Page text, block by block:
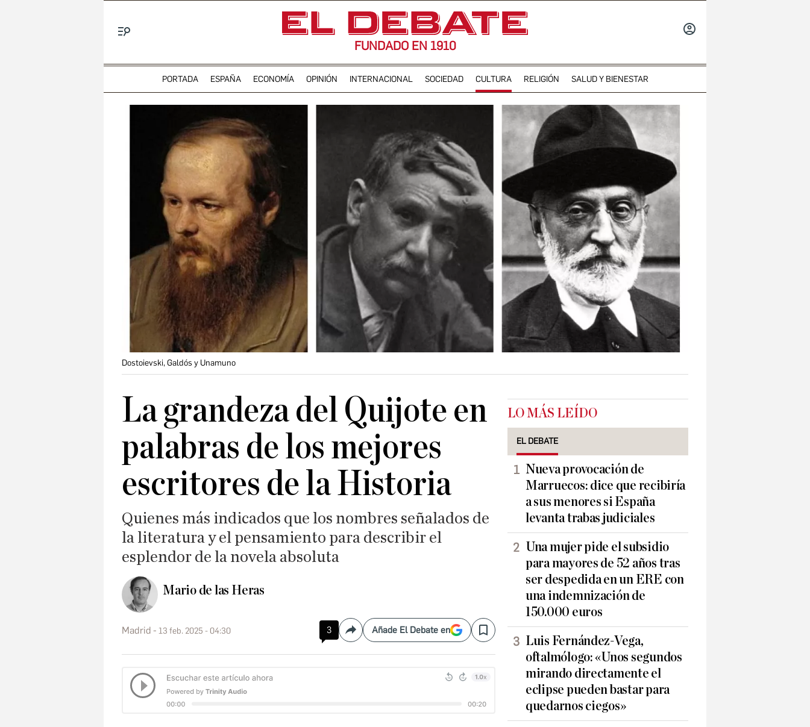
FUNDADO EN 1910
PORTADA ESPAÑA ECONOMÍA OPINIÓN INTERNACIONAL SOCIEDAD CULTURA RELIGIÓN SALUD Y BIENESTAR
Dostoievski, Galdós y Unamuno
La grandeza del Quijote en
palabras de los mejores
escritores de la Historia
Quienes más indicados que los nombres señalados de
la literatura y el pensamiento para describir el
esplendor de la novela absoluta
Mario de las Heras
Madrid 13 feb. 2025 - 04:30 3 CompartirAñade El Debate en Save
LO MÁS LEÍDO
EL DEBATE
Nueva provocación de
Marruecos: dice que recibiría
a sus menores si España
levanta trabas judiciales
Una mujer pide el subsidio
para mayores de 52 años tras
ser despedida en un ERE con
una indemnización de
150.000 euros
Luis Fernández-Vega,
oftalmólogo: «Unos segundos
mirando directamente el
eclipse pueden bastar para
quedarnos ciegos»